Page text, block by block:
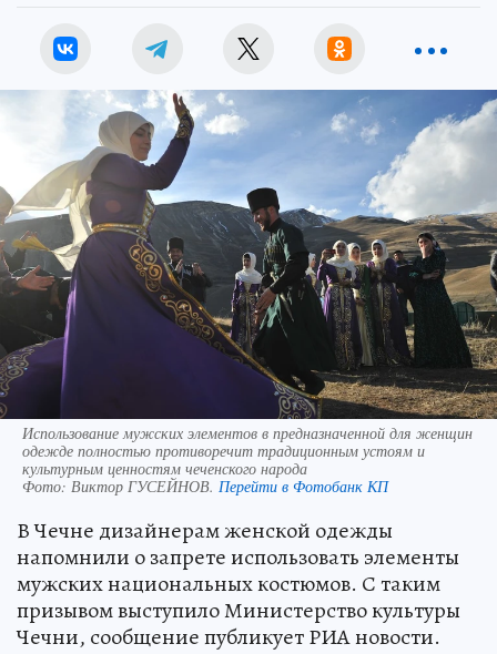
Использование мужских элементов в предназначенной для женщин
одежде полностью противоречит традиционным устоям и
культурным ценностям чеченского народа
Фото: Виктор ГУСЕЙНОВ. Перейти в Фотобанк КП
В Чечне дизайнерам женской одежды
напомнили о запрете использовать элементы
мужских национальных костюмов. С таким
призывом выступило Министерство культуры
Чечни, сообщение публикует РИА новости.